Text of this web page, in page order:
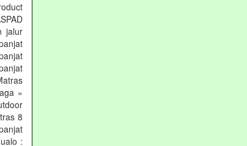
jalur
»
8
: